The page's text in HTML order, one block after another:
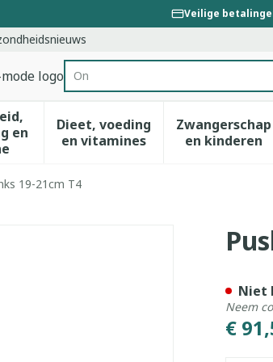
Veilige
Product, merk, categorie...
Op zo
ensubmenu voor Schoonheid, verzorging
Dieet, voeding
en vitamines
Toon submenu voor
Zwangerschap
en kinderen
Toon
19-21cm T4
Links 19-21cm
€
Niet
Neem